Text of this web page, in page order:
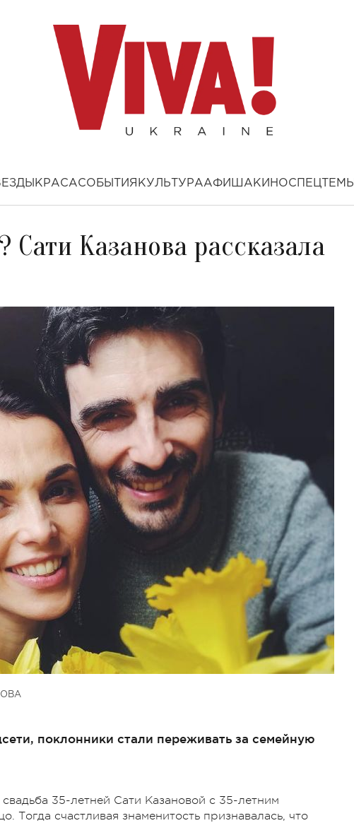
КРАСАСОБЫТИЯ КУЛЬТУРААФИША КИНОСПЕЦТЕМЫ
Сати Казанова рассказала
поклонники стали переживать за семейную
35-летней Сати Казановой с 35-летним
Тогда счастливая знаменитость признавалась, что